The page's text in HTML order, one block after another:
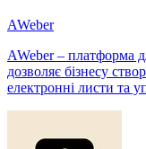
AWeber
AWeber – платформа
дозволяє бізнесу
електронні листи та